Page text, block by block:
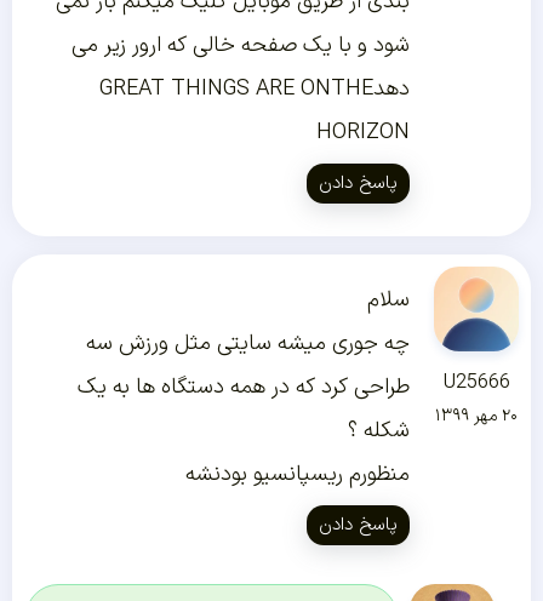
شود و با یک صفحه خالی که ارور زیر می
دهدGREAT THINGS ARE ONTHE
HORIZON
پاسخ دادن
سلام
چه جوری میشه سایتی مثل ورزش سه
طراحی کرد که در همه دستگاه ها به یک
شکله ؟
منظورم ریسپانسیو بودنشه
پاسخ دادن